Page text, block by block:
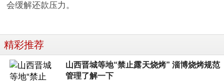
会缓解还款压力。
精彩推荐
山西晋城等地“禁止露天烧烤” 淄博烧烤规范
管理了解一下